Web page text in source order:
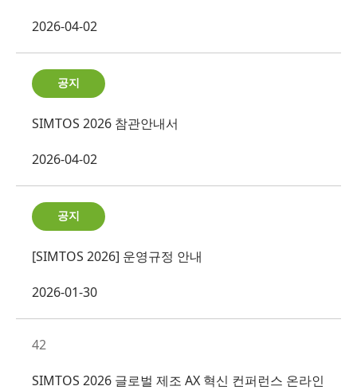
2026-04-02
공지
SIMTOS 2026 참관안내서
2026-04-02
공지
[SIMTOS 2026] 운영규정 안내
2026-01-30
42
SIMTOS 2026 글로벌 제조 AX 혁신 컨퍼런스 온라인